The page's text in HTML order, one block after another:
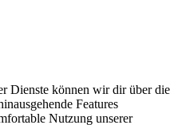
Dienste können wir dir über die
Features
Nutzung unserer